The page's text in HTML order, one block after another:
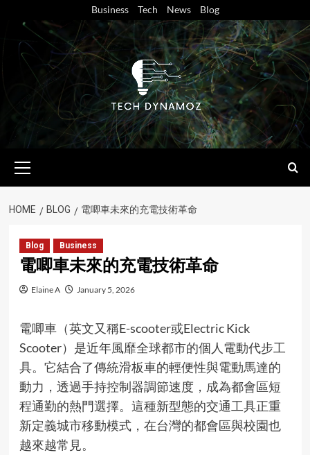
content
Business Tech News Blog
Menu
HOME BLOG 電唧車未來的充電技術革命
Blog Business
電唧車未來的充電技術革命
Elaine A January 5, 2026
電唧車（英文又稱E-scooter或Electric Kick
Scooter）是近年風靡全球都市的個人電動代步工
具。它結合了傳統滑板車的輕便性與電動馬達的
動力，透過手持控制器調節速度，成為都會區短
程通勤的熱門選擇。這種新型態的交通工具正重
新定義城市移動模式，在台灣的都會區與校園也
越來越常見。